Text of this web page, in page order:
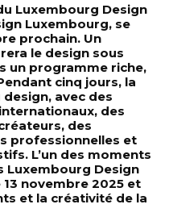
Luxembourg Design
Luxembourg, se
prochain. Un
le design sous
un programme riche,
cinq jours, la
avec des
des
des
professionnelles et
L’un des moments
Luxembourg Design
novembre 2025 et
et la créativité de la